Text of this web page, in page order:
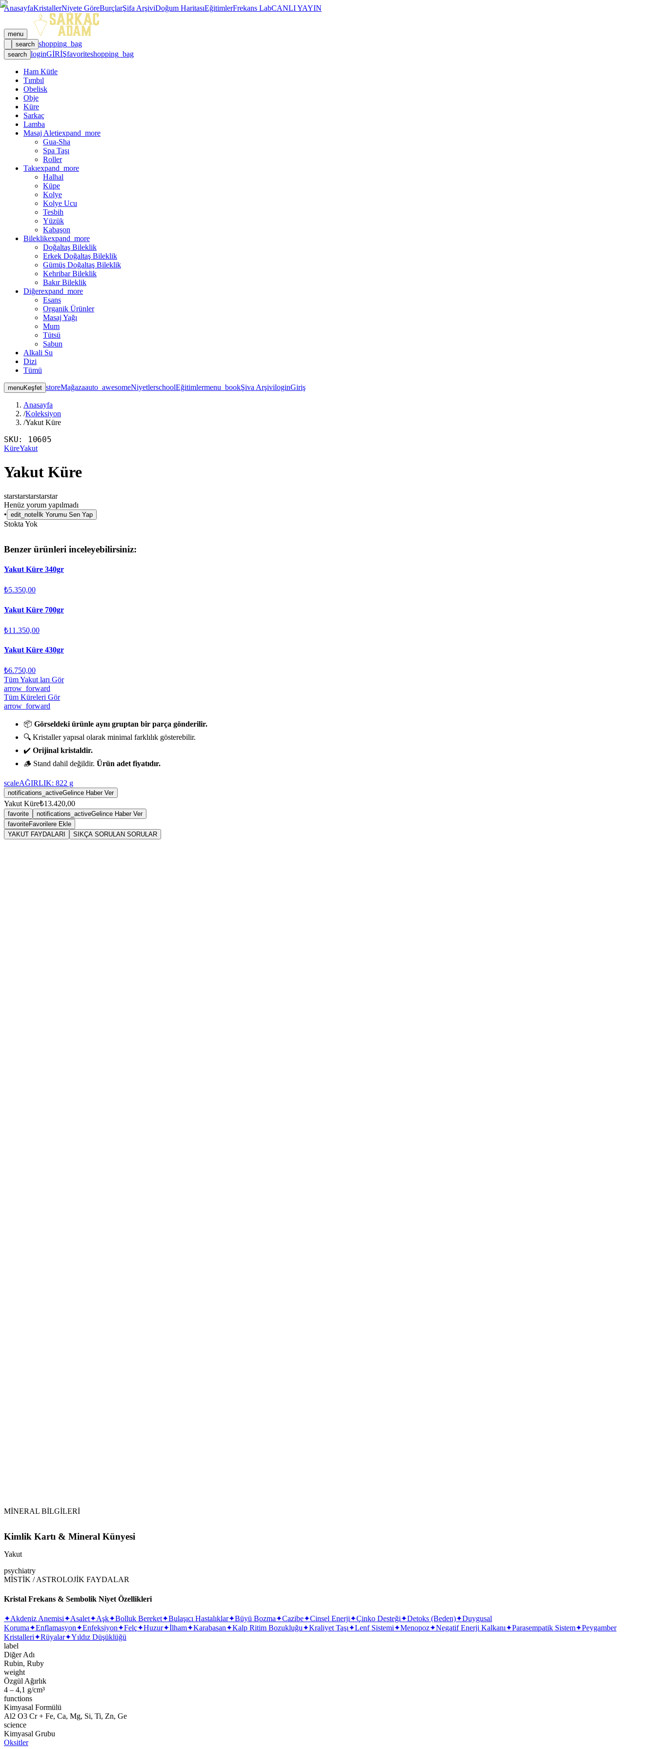
AnasayfaKristallerNiyete GöreBurçlarŞifa ArşiviDoğum HaritasıEğitimlerFrekans LabCANLI YAYIN
menu
search shopping_bag
search loginGİRİŞfavoriteshopping_bag
Ham Kütle
Tımbıl
Obelisk
Obje
Küre
Sarkaç
Lamba
Masaj Aletiexpand_more
Gua-Sha
Spa Taşı
Roller
Takıexpand_more
Halhal
Küpe
Kolye
Kolye Ucu
Tesbih
Yüzük
Kabaşon
Bileklikexpand_more
Doğaltaş Bileklik
Erkek Doğaltaş Bileklik
Gümüş Doğaltaş Bileklik
Kehribar Bileklik
Bakır Bileklik
Diğerexpand_more
Esans
Organik Ürünler
Masaj Yağı
Mum
Tütsü
Sabun
Alkali Su
Dizi
Tümü
menuKeşfet storeMağazaauto_awesomeNiyetlerschoolEğitimlermenu_bookŞiva ArşiviloginGiriş
Anasayfa
/Koleksiyon
/Yakut Küre
SKU: 10605
KüreYakut
Yakut Küre
starstarstarstarstar
Henüz yorum yapılmadı
• edit_note İlk Yorumu Sen Yap
Stokta Yok
Benzer ürünleri inceleyebilirsiniz:
Yakut Küre 340gr
₺5.350,00
Yakut Küre 700gr
₺11.350,00
Yakut Küre 430gr
₺6.750,00
Tüm Yakut ları Gör
arrow_forward
Tüm Küreleri Gör
arrow_forward
📦 Görseldeki ürünle aynı gruptan bir parça gönderilir.
🔍 Kristaller yapısal olarak minimal farklılık gösterebilir.
✔️ Orijinal kristaldir.
🪵 Stand dahil değildir. Ürün adet fiyatıdır.
scaleAĞIRLIK: 822 g
notifications_activeGelince Haber Ver
Yakut Küre₺13.420,00
favorite notifications_activeGelince Haber Ver
favoriteFavorilere Ekle
YAKUT FAYDALARI
SIKÇA SORULAN SORULAR
MİNERAL BİLGİLERİ
Kimlik Kartı & Mineral Künyesi
Yakut
psychiatry
MİSTİK / ASTROLOJİK FAYDALAR
Kristal Frekans & Sembolik Niyet Özellikleri
✦Akdeniz Anemisi✦Asalet✦Aşk✦Bolluk Bereket✦Bulaşıcı Hastalıklar✦Büyü Bozma✦Cazibe✦Cinsel Enerji✦Çinko Desteği✦Detoks (Beden)✦Duygusal
Koruma✦Enflamasyon✦Enfeksiyon✦Felç✦Huzur✦İlham✦Karabasan✦Kalp Ritim Bozukluğu✦Kraliyet Taşı✦Lenf Sistemi✦Menopoz✦Negatif Enerji Kalkanı✦Parasempatik Sistem✦Peygamber
Kristalleri✦Rüyalar✦Yıldız Düşüklüğü
label
Diğer Adı
Rubin, Ruby
weight
Özgül Ağırlık
4 – 4,1 g/cm³
functions
Kimyasal Formülü
Al2 O3 Cr + Fe, Ca, Mg, Si, Ti, Zn, Ge
science
Kimyasal Grubu
Oksitler